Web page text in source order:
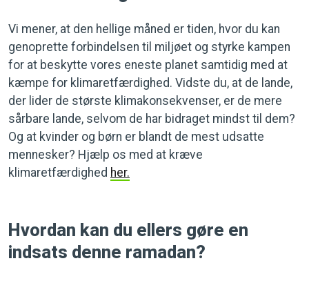
Vi mener, at den hellige måned er tiden, hvor du kan
genoprette forbindelsen til miljøet og styrke kampen
for at beskytte vores eneste planet samtidig med at
kæmpe for klimaretfærdighed. Vidste du, at de lande,
der lider de største klimakonsekvenser, er de mere
sårbare lande, selvom de har bidraget mindst til dem?
Og at kvinder og børn er blandt de mest udsatte
mennesker? Hjælp os med at kræve
klimaretfærdighed her.
Hvordan kan du ellers gøre en
indsats denne ramadan?